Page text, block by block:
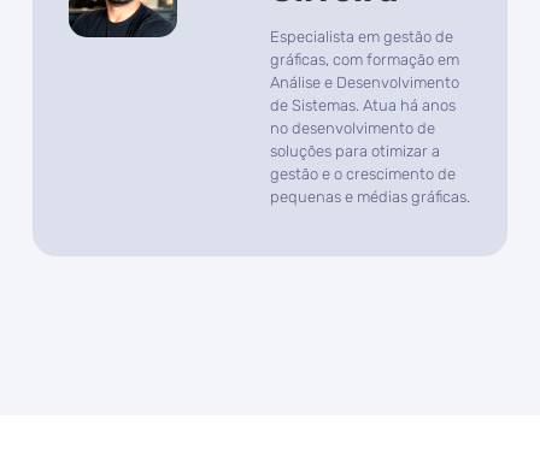
Especialista em gestão de
gráficas, com formação em
Análise e Desenvolvimento
de Sistemas. Atua há anos
no desenvolvimento de
soluções para otimizar a
gestão e o crescimento de
pequenas e médias gráficas.